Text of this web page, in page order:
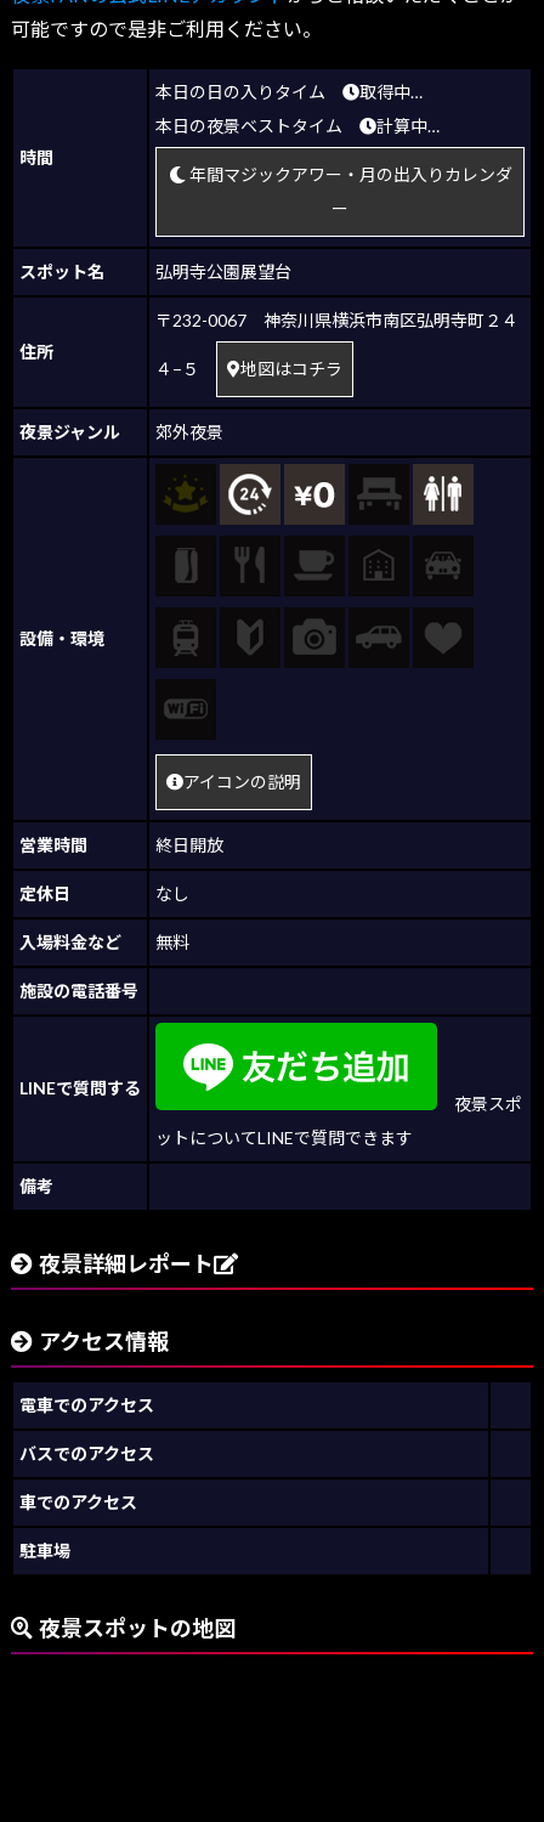
可能ですので是非ご利用ください。
時間
本日の日の入りタイム
取得中…
本日の夜景ベストタイム
計算中…
年間マジックアワー・月の出入りカレンダ
ー
スポット名 弘明寺公園展望台
住所
〒232-0067 神奈川県横浜市南区弘明寺町２４
４−５ 地図はコチラ
夜景ジャンル 郊外夜景
設備・環境
アイコンの説明
営業時間 終日開放
定休日 なし
入場料金など 無料
施設の電話番号
LINEで質問する
夜景スポ
ットについてLINEで質問できます
備考
夜景詳細レポート
アクセス情報
電車でのアクセス
バスでのアクセス
車でのアクセス
駐車場
夜景スポットの地図